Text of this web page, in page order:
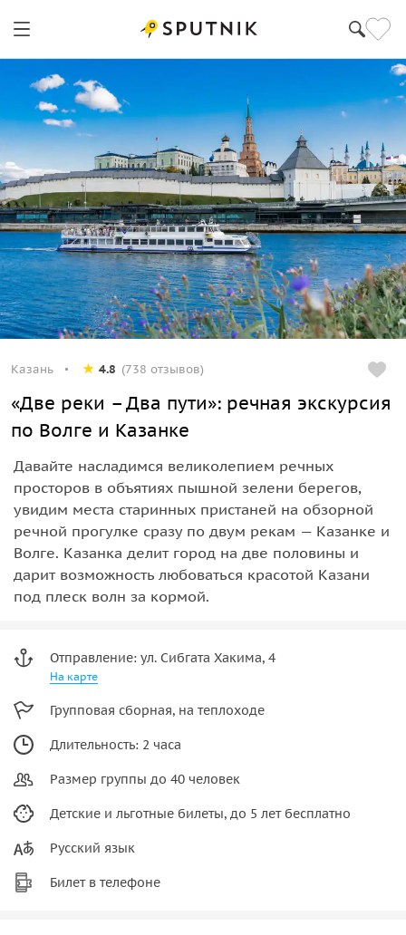
Казань 4.8 (738 отзывов)
«Две реки – Два пути»: речная экскурсия
по Волге и Казанке
Давайте насладимся великолепием речных
просторов в объятиях пышной зелени берегов,
увидим места старинных пристаней на обзорной
речной прогулке сразу по двум рекам — Казанке и
Волге. Казанка делит город на две половины и
дарит возможность любоваться красотой Казани
под плеск волн за кормой.
Отправление: ул. Сибгата Хакима, 4
На карте
Групповая сборная, на теплоходе
Длительность: 2 часа
Размер группы до 40 человек
Детские и льготные билеты, до 5 лет бесплатно
Русский язык
Билет в телефоне